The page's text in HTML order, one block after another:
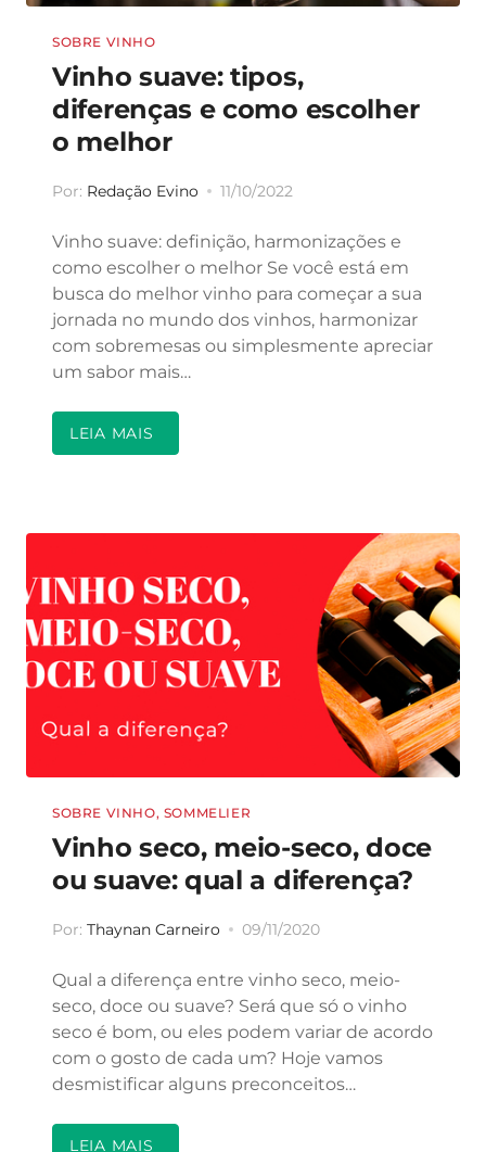
SOBRE VINHO
Vinho suave: tipos,
diferenças e como escolher
o melhor
Por: Redação Evino 11/10/2022
Vinho suave: definição, harmonizações e
como escolher o melhor Se você está em
busca do melhor vinho para começar a sua
jornada no mundo dos vinhos, harmonizar
com sobremesas ou simplesmente apreciar
um sabor mais…
LEIA MAIS
SOBRE VINHO, SOMMELIER
Vinho seco, meio-seco, doce
ou suave: qual a diferença?
Por: Thaynan Carneiro 09/11/2020
Qual a diferença entre vinho seco, meio-
seco, doce ou suave? Será que só o vinho
seco é bom, ou eles podem variar de acordo
com o gosto de cada um? Hoje vamos
desmistificar alguns preconceitos…
LEIA MAIS